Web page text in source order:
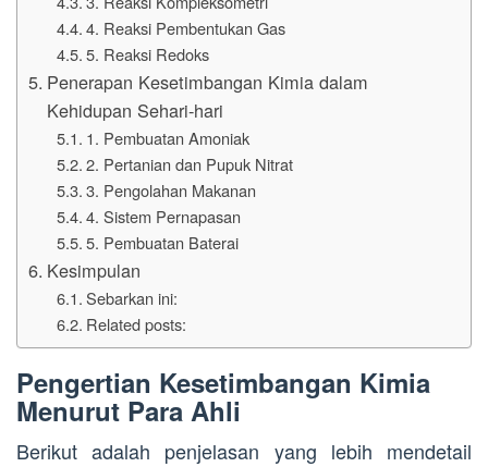
4. Reaksi Pembentukan Gas
5. Reaksi Redoks
Penerapan Kesetimbangan Kimia dalam
Kehidupan Sehari-hari
1. Pembuatan Amoniak
2. Pertanian dan Pupuk Nitrat
3. Pengolahan Makanan
4. Sistem Pernapasan
5. Pembuatan Baterai
Kesimpulan
Sebarkan ini:
Related posts:
Pengertian Kesetimbangan Kimia
Menurut Para Ahli
Berikut adalah penjelasan yang lebih mendetail